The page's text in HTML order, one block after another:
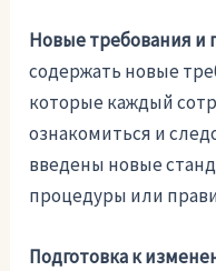
Новые требования и
содержать новые
которые каждый
ознакомиться и
введены новые
процедуры или
Подготовка к